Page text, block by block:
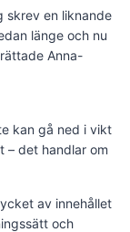
skrev en liknande
länge och nu
Anna-
kan gå ned i vikt
– det handlar om
av innehållet
och